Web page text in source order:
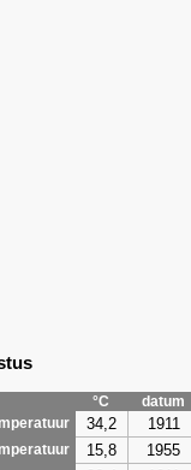
°C
datum
34,2 1911
15,8 1955